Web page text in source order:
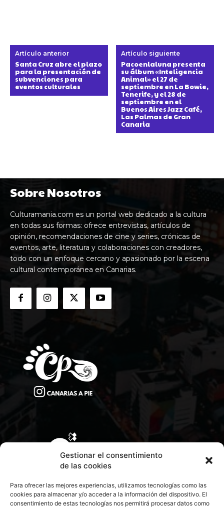
Gestionar el consentimiento
de las cookies
Para ofrecer las mejores experiencias, utilizamos tecnologías como las
cookies para almacenar y/o acceder a la información del dispositivo. El
consentimiento de estas tecnologías nos permitirá procesar datos como
Artículo anterior
Santa Cruz abre el plazo
para la presentación de
subvenciones para
eventos culturales
Artículo siguiente
Pacoenlaluna presenta
su álbum «Inteligencia
Animal» el 27 de
septiembre en La Bowie,
Tenerife, y el 28 de
septiembre en el
Buenos Aires Jazz Café,
Las Palmas de Gran
Canaria
Sobre Nosotros
Culturamania.com es un portal web dedicado a la cultura
en todas sus formas: ofrece entrevistas, artículos de
opinión, recomendaciones de cine y series, crónicas de
eventos, arte, literatura y colaboraciones con creadores,
todo con un enfoque cercano y apasionado por la escena
cultural contemporánea en Canarias.